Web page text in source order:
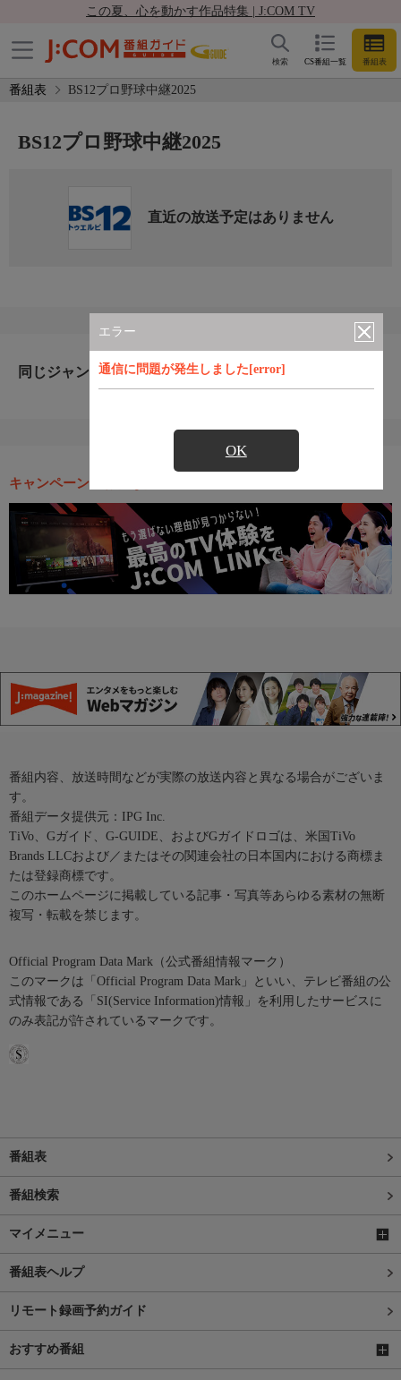
この夏、心を動かす作品特集 | J:COM TV
CS番組一覧 番組表
検索
番組表 BS12プロ野球中継2025
エラー
通信に問題が発生しました[error]
OK
BS12プロ野球中継2025
直近の放送予定はありません
同じジャンルのおすすめ番組
キャンペーン・お得な情報
番組内容、放送時間などが実際の放送内容と異なる場合がございま
す。
番組データ提供元：IPG Inc.
TiVo、Gガイド、G-GUIDE、およびGガイドロゴは、米国TiVo
Brands LLCおよび／またはその関連会社の日本国内における商標ま
たは登録商標です。
このホームページに掲載している記事・写真等あらゆる素材の無断
複写・転載を禁じます。
Official Program Data Mark（公式番組情報マーク）
このマークは「Official Program Data Mark」といい、テレビ番組の公
式情報である「SI(Service Information)情報」を利用したサービスに
のみ表記が許されているマークです。
番組表
番組検索
マイメニュー
番組表ヘルプ
リモート録画予約ガイド
おすすめ番組